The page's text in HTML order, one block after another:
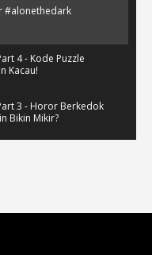
#alonethedark
4 - Kode Puzzle
Kacau!
3 - Horor Berkedok
Bikin Mikir?